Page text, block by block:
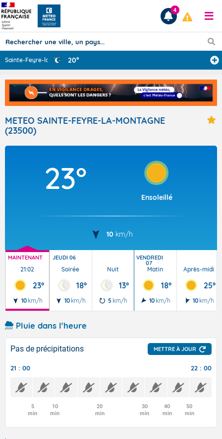
Prévisions
TOUS LES RÉSULTATS
4
Sainte-Feyre-la 20°
METEO SAINTE-FEYRE-LA-MONTAGNE
(23500)
23°
Ensoleillé
10 km/h
MAINTENANT
21:02
23°
10 km/h
JEUDI 06
Soirée
18°
10 km/h
Nuit
13°
5 km/h
VENDREDI
07
Matin
18°
10 km/h
Après-midi
25°
10 km/h
Pluie dans l'heure
Pas de précipitations METTRE À JOUR
21 : 00 22 : 00
5
min
10
min
20
min
30
min
40
min
50
min